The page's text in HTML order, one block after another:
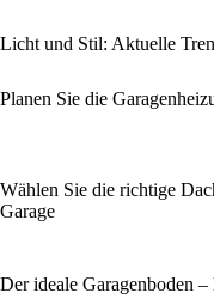
Licht und Stil: Aktuelle
Planen Sie die
Wählen Sie die richtige
Garage
Der ideale Garagenboden